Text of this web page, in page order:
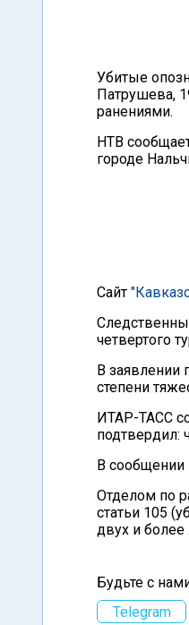
Убитые
Патрушева,
ранениями.
НТВ
городе
Сайт
четвертого
В заявлении
степени
ИТАР-ТАСС
подтвердил:
В сообщении
Отделом по
статьи 105
двух и более
Будьте с
Telegram